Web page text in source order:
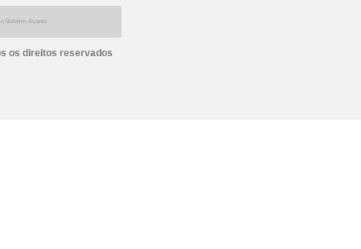
os direitos reservados